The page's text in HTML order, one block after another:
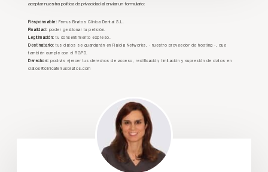
aceptar nuestra política de privacidad al enviar un formulario:
Responsable: Ferrus Bratos Clínica Dental S.L.
Finalidad: poder gestionar tu petición.
Legitimación: tu consentimiento expreso.
Destinatario: tus datos se guardarán en Raiola Networks, - nuestro proveedor de hosting -, que
también cumple con el RGPD.
Derechos: podrás ejercer tus derechos de acceso, rectificación, limitación y supresión de datos en
datos@clinicaferrusbratos.com